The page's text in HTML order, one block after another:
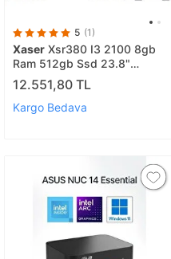
5 (1)
Xaser Xsr380 I3 2100 8gb
Ram 512gb Ssd 23.8"
Monitör Masaüstü Ofis
Bilgisayarı
12.551,80 TL
Kargo Bedava